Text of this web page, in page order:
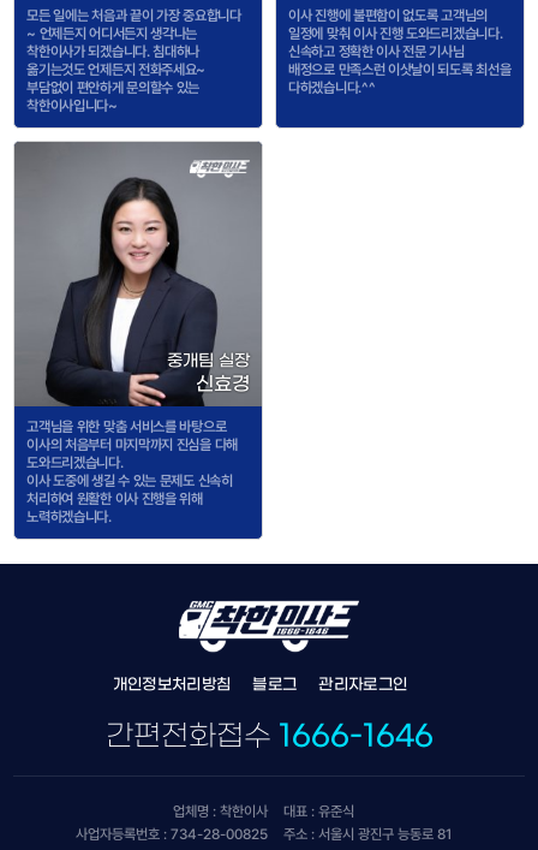
모든 일에는 처음과 끝이 가장 중요합니다
~ 언제든지 어디서든지 생각나는
착한이사가 되겠습니다. 침대하나
옮기는것도 언제든지 전화주세요~
부담없이 편안하게 문의할수 있는
착한이사입니다~
이사 진행에 불편함이 없도록 고객님의
일정에 맞춰 이사 진행 도와드리겠습니다.
신속하고 정확한 이사 전문 기사님
배정으로 만족스런 이삿날이 되도록 최선을
다하겠습니다.^^
중개팀 실장
신효경
고객님을 위한 맞춤 서비스를 바탕으로
이사의 처음부터 마지막까지 진심을 다해
도와드리겠습니다.
이사 도중에 생길 수 있는 문제도 신속히
처리하여 원활한 이사 진행을 위해
노력하겠습니다.
개인정보처리방침 블로그 관리자로그인
간편전화접수 1666-1646
업체명 : 착한이사
대표 : 유준식
사업자등록번호 : 734-28-00825
주소 : 서울시 광진구 능동로 81